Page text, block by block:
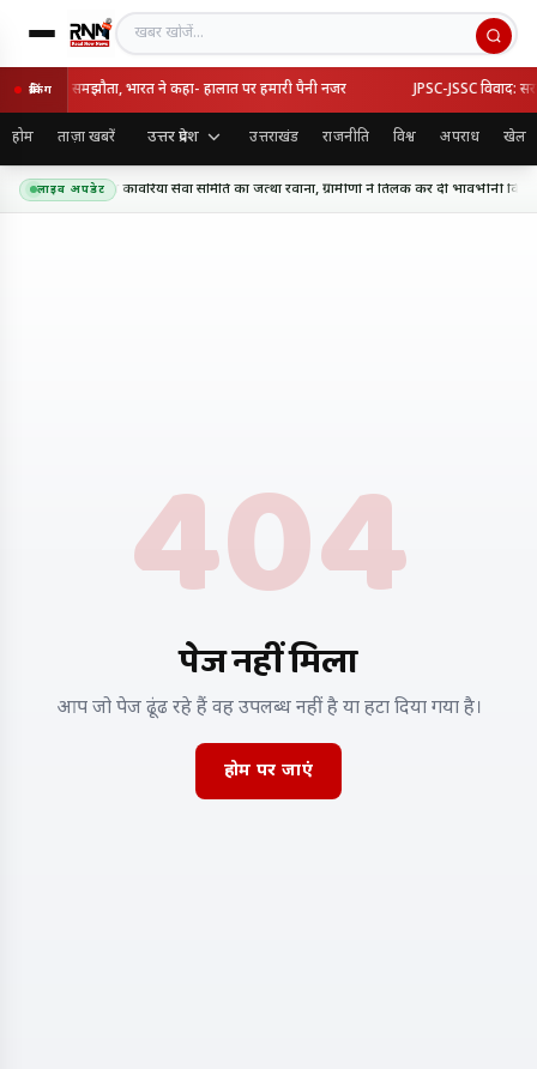
खबर खोजें
ब्रेकिंग
का रक्षा समझौता, भारत ने कहा- हालात पर हमारी पैनी नजर JPSC-JSSC विवाद:
होम ताज़ा खबरें उत्तर प्रदेश उत्तराखंड राजनीति विश्व अपराध खेल
लाइव अपडेट
के लिए शिव शक्ति कांवरिया सेवा समिति का जत्था रवाना, ग्रामीणों ने तिलक कर दी भावभीनी विदाई
404
पेज नहीं मिला
आप जो पेज ढूंढ रहे हैं वह उपलब्ध नहीं है या हटा दिया गया है।
होम पर जाएं